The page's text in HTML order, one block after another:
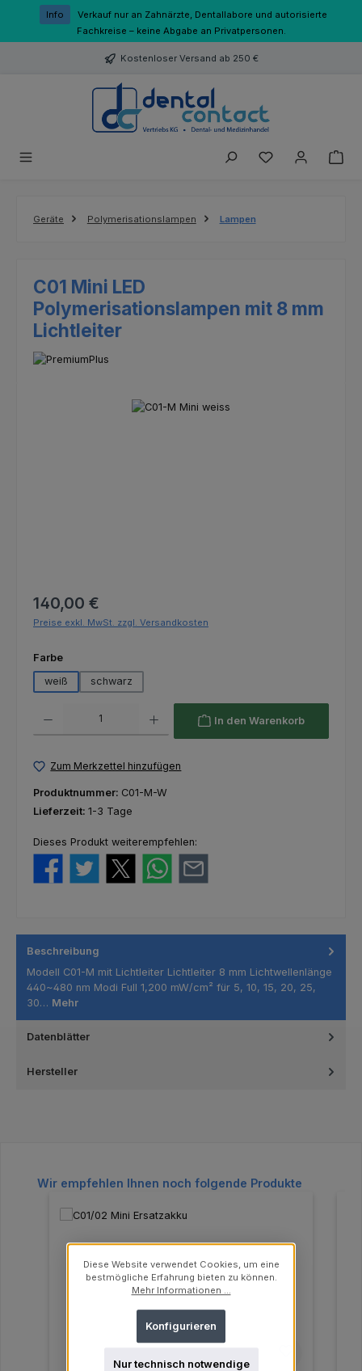
Zum Hauptinhalt springen
Info
Verkauf nur an Zahnärzte, Dentallabore und autorisierte
Fachkreise – keine Abgabe an Privatpersonen.
Kostenloser Versand ab 250 €
Du hast 0
Geräte Polymerisationslampen Lampen
C01 Mini LED
Polymerisationslampen mit 8 mm
Lichtleiter
Bildergalerie überspringen
Regulärer Preis:
140,00 €
Preise exkl. MwSt. zzgl. Versandkosten
Farbeauswählen
weiß
schwarz
In den Warenkorb
Zum Merkzettel hinzufügen
Produktnummer: C01-M-W
Lieferzeit: 1-3 Tage
Dieses Produkt weiterempfehlen:
Beschreibung
Modell C01-M mit Lichtleiter Lichtleiter 8 mm Lichtwellenlänge
440~480 nm Modi Full 1,200 mW/cm² für 5, 10, 15, 20, 25,
30… Mehr
Datenblätter
Hersteller
Produktgalerie überspringen
Wir empfehlen Ihnen noch folgende Produkte
Diese Website verwendet Cookies, um eine
bestmögliche Erfahrung bieten zu können.
Mehr Informationen ...
Nur technisch notwendige
Konfigurieren